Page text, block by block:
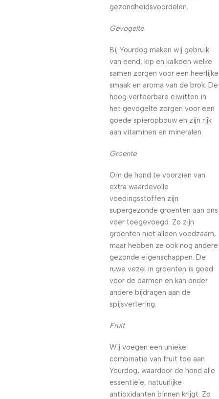
gezondheidsvoordelen.
Gevogelte
Bij Yourdog maken wij gebruik
van eend, kip en kalkoen welke
samen zorgen voor een heerlijke
smaak en aroma van de brok. De
hoog verteerbare eiwitten in
het gevogelte zorgen voor een
goede spieropbouw en zijn rijk
aan vitaminen en mineralen.
Groente
Om de hond te voorzien van
extra waardevolle
voedingsstoffen zijn
supergezonde groenten aan ons
voer toegevoegd. Zo zijn
groenten niet alleen voedzaam,
maar hebben ze ook nog andere
gezonde eigenschappen. De
ruwe vezel in groenten is goed
voor de darmen en kan onder
andere bijdragen aan de
spijsvertering.
Fruit
Wij voegen een unieke
combinatie van fruit toe aan
Yourdog, waardoor de hond alle
essentiële, natuurlijke
antioxidanten binnen krijgt. Zo